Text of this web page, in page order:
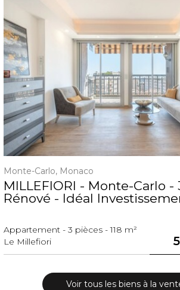
Monte-Carlo, Monaco
MILLEFIORI - Monte-Carlo -
Rénové - Idéal
Appartement - 3 pièces - 118 m²
Le Millefiori
Voir tous les biens à la